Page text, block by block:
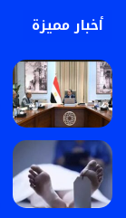
أخبار مميزة